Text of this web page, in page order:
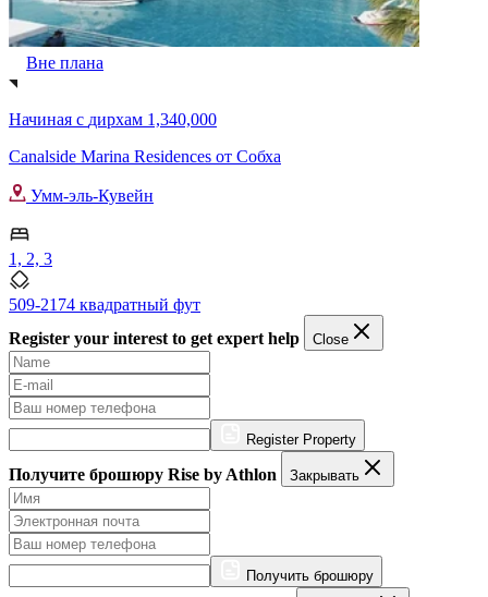
Вне плана
Начиная с дирхам 1,340,000
Canalside Marina Residences от Собха
Умм-эль-Кувейн
1, 2, 3
509-2174 квадратный фут
Register your interest to get expert help
Close
Register Property
Получите брошюру Rise by Athlon Закрывать
Получить брошюру